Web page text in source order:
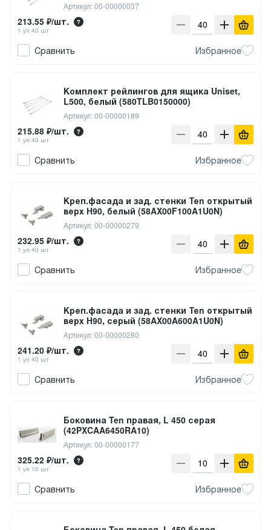
Артикул: 00-00000037
213.55 ₽/шт.
1 уп 40 шт
Сравнить Избранное
Комплект рейлингов для ящика Uniset,
L500, белый (580TLB0150000)
Артикул: 00-00000189
215.88 ₽/шт.
1 уп 40 шт
Сравнить Избранное
Креп.фасада и зад. стенки Теn открытый
верх Н90, белый (58AX00F100A1U0N)
Артикул: 00-00000279
232.95 ₽/шт.
1 уп 40 шт
Сравнить Избранное
Креп.фасада и зад. стенки Теn открытый
верх Н90, серый (58AX00A600A1U0N)
Артикул: 00-00000280
241.20 ₽/шт.
1 уп 40 шт
Сравнить Избранное
Боковина Ten правая, L 450 серая
(42PXCAA6450RA10)
Артикул: 00-00000177
325.22 ₽/шт.
1 уп 10 шт
Сравнить Избранное